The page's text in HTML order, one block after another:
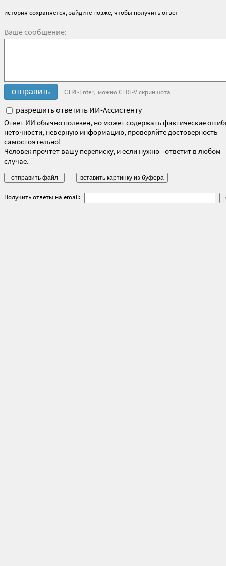
история сохраняется, зайдите позже, чтобы получить ответ
Ваше сообщение:
CTRL-Enter, можно CTRL-V скриншота
разрешить ответить ИИ-Ассистенту
Ответ ИИ обычно полезен, но может содержать фактические
неточности, неверную информацию, проверяйте достоверность
самостоятельно!
Человек прочтет вашу переписку, и если нужно - ответит в любом
случае.
Получить ответы на email: